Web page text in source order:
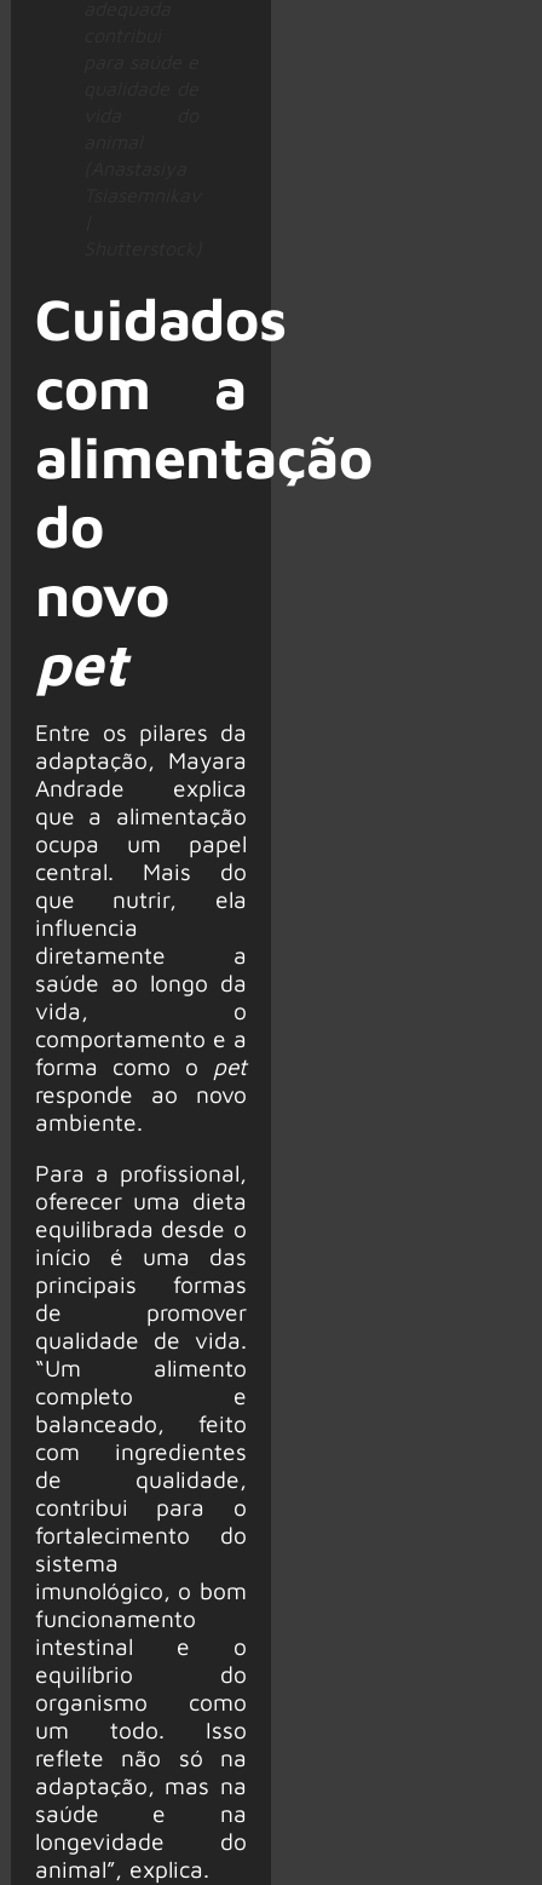
Cuidados
com a
alimentação
do
novo
pet
Entre os pilares da
adaptação, Mayara
Andrade explica
que a alimentação
ocupa um papel
central. Mais do
que nutrir, ela
influencia
diretamente a
saúde ao longo da
vida, o
comportamento e a
forma como o pet
responde ao novo
ambiente.
Para a profissional,
oferecer uma dieta
equilibrada desde o
início é uma das
principais formas
de promover
qualidade de vida.
“Um alimento
completo e
balanceado, feito
com ingredientes
de qualidade,
contribui para o
fortalecimento do
sistema
imunológico, o bom
funcionamento
intestinal e o
equilíbrio do
organismo como
um todo. Isso
reflete não só na
adaptação, mas na
saúde e na
longevidade do
animal”, explica.